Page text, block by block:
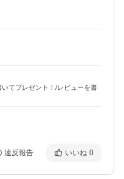
てプレゼント！/レビューを書
違反報告 いいね 0